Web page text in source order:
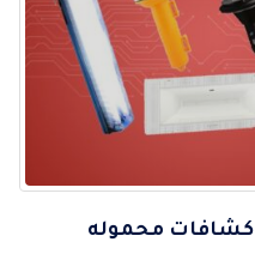
كشافات محموله